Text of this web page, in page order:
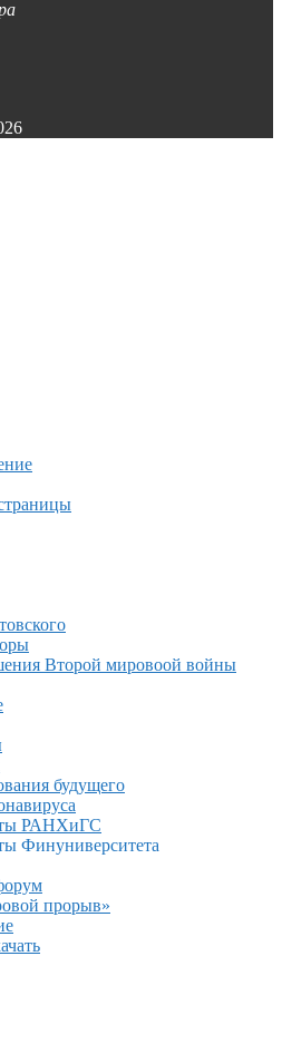
Второй мировоой войны
будущего
РАНХиГС
Финуниверситета
прорыв»